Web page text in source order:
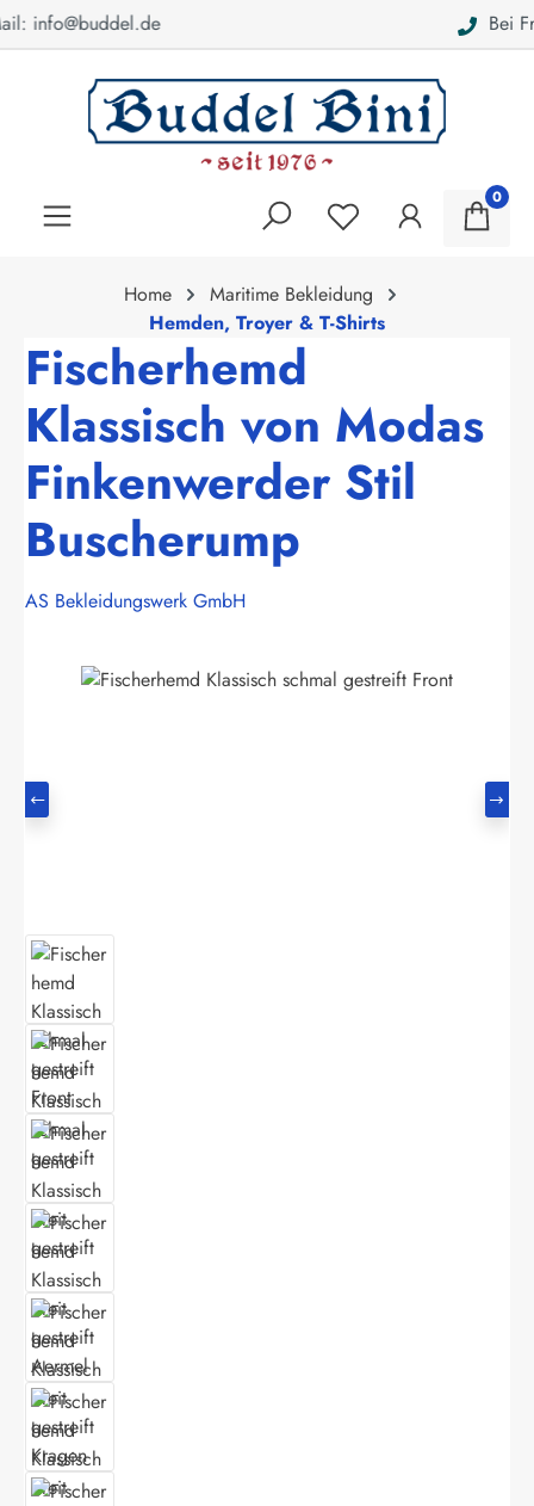
springen Bei Fragen: 040 - 46 28 52
0
Home
Maritime Bekleidung
Hemden, Troyer & T-Shirts
Fischerhemd
Klassisch von Modas
Finkenwerder Stil
Buscherump
AS Bekleidungswerk GmbH
Bildergalerie überspringen